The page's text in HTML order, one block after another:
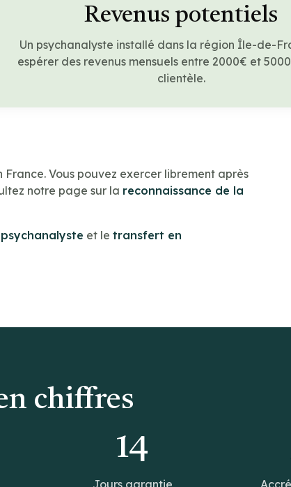
Revenus potentiels
Un psychanalyste installé dans la région Île-de-
espérer des revenus mensuels entre 2000€ et
clientèle.
Vous pouvez exercer librement après
notre page sur la reconnaissance de la
et le transfert en
chiffres
14